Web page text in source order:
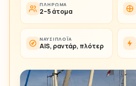
ΠΛΉΡΩΜΑ
2–5 άτομα
ΝΑΥΣΙΠΛΟΪ́Α
AIS, ραντάρ, πλότερ